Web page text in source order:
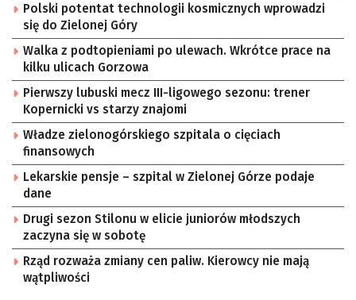
Polski potentat technologii kosmicznych wprowadzi
się do Zielonej Góry
Walka z podtopieniami po ulewach. Wkrótce prace na
kilku ulicach Gorzowa
Pierwszy lubuski mecz III-ligowego sezonu: trener
Kopernicki vs starzy znajomi
Władze zielonogórskiego szpitala o cięciach
finansowych
Lekarskie pensje – szpital w Zielonej Górze podaje
dane
Drugi sezon Stilonu w elicie juniorów młodszych
zaczyna się w sobotę
Rząd rozważa zmiany cen paliw. Kierowcy nie mają
wątpliwości